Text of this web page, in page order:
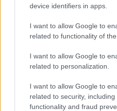
device identifiers in apps.
I want to allow Google to
related to functionality of
I want to allow Google to
related to personalization.
I want to allow Google to
related to security,
functionality and fraud
A varázslónő foglyai
• 2026. március 26.
A pápa városában
zenés színházat, így csak